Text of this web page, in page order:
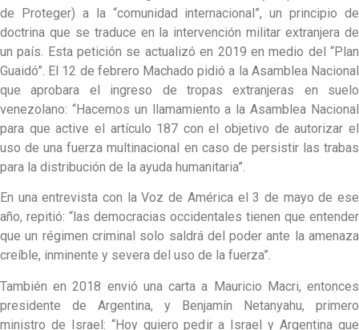
de Proteger) a la “comunidad internacional”, un principio de
doctrina que se traduce en la intervención militar extranjera de
un país. Esta petición se actualizó en 2019 en medio del “Plan
Guaidó”. El 12 de febrero Machado pidió a la Asamblea Nacional
que aprobara el ingreso de tropas extranjeras en suelo
venezolano: “Hacemos un llamamiento a la Asamblea Nacional
para que active el artículo 187 con el objetivo de autorizar el
uso de una fuerza multinacional en caso de persistir las trabas
para la distribución de la ayuda humanitaria”.
En una entrevista con la Voz de América el 3 de mayo de ese
año, repitió: “las democracias occidentales tienen que entender
que un régimen criminal solo saldrá del poder ante la amenaza
creíble, inminente y severa del uso de la fuerza”.
También en 2018 envió una carta a Mauricio Macri, entonces
presidente de Argentina, y Benjamín Netanyahu, primero
ministro de Israel: “Hoy quiero pedir a Israel y Argentina que